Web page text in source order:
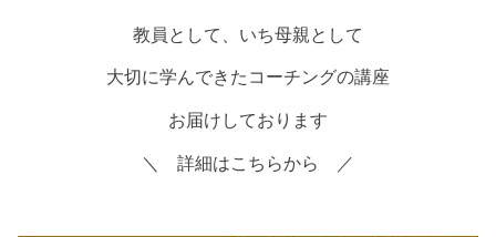
教員として、いち母親として
大切に学んできたコーチングの講座
お届けしております
＼ 詳細はこちらから ／